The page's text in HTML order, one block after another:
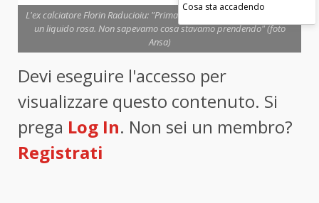
L'ex calciatore Florin Raducioiu: "Prima delle partite facevo flebo con
un liquido rosa. Non sapevamo cosa stavamo prendendo" (foto
Ansa)
Devi eseguire l'accesso per
visualizzare questo contenuto. Si
prega Log In. Non sei un membro?
Registrati
Cosa sta accadendo